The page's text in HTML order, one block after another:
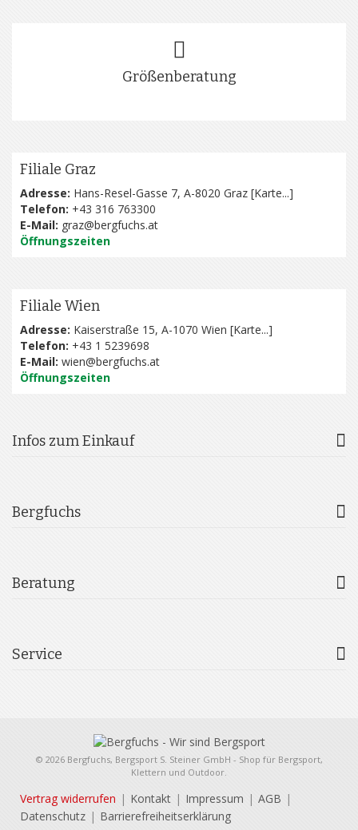
Größenberatung
Filiale Graz
Adresse: Hans-Resel-Gasse 7, A-8020 Graz [Karte...]
Telefon: +43 316 763300
E-Mail: graz@bergfuchs.at
Öffnungszeiten
Filiale Wien
Adresse: Kaiserstraße 15, A-1070 Wien [Karte...]
Telefon: +43 1 5239698
E-Mail: wien@bergfuchs.at
Öffnungszeiten
Infos zum Einkauf
Bergfuchs
Beratung
Service
© 2026 Bergfuchs, Bergsport S. Steiner GmbH - Shop für Bergsport,
Klettern und Outdoor.
Vertrag widerrufen Kontakt Impressum
AGB
Datenschutz
Barrierefreiheitserklärung